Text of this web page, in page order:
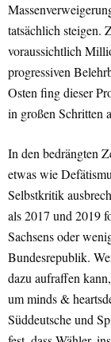
tatsächlich steigen.
voraussichtlich
progressiven
Osten fing dieser
in großen Schritten
In den bedrängten
etwas wie
Selbstkritik
als 2017 und 2019
Sachsens oder
Bundesrepublik.
dazu aufraffen
um minds &
Süddeutsche und